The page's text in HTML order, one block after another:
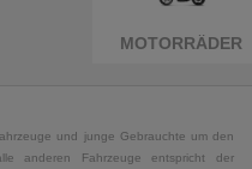
MOTORRÄDER
und junge Gebrauchte um den
anderen Fahrzeuge entspricht der